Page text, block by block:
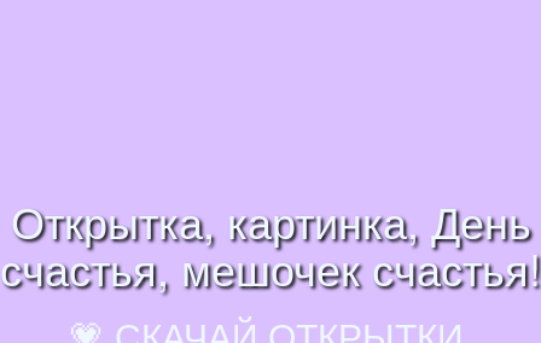
Открытка, картинка, День
счастья, мешочек счастья!